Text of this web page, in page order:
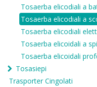
Tosaerba elicodiali a
Tosaerba elicodiali a
Tosaerba elicodiali
Tosaerba elicoidali a
Tosaerba elicoidali
Tosasiepi
Trasporter Cingolati